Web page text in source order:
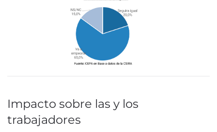
Impacto sobre las y los
trabajadores